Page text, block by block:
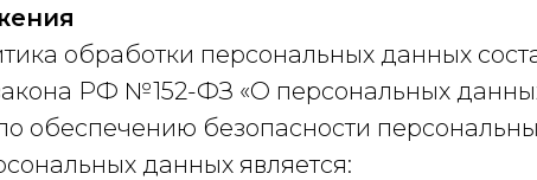
обработки персональных данных
РФ №152-ФЗ «О персональных
обеспечению безопасности
данных является: